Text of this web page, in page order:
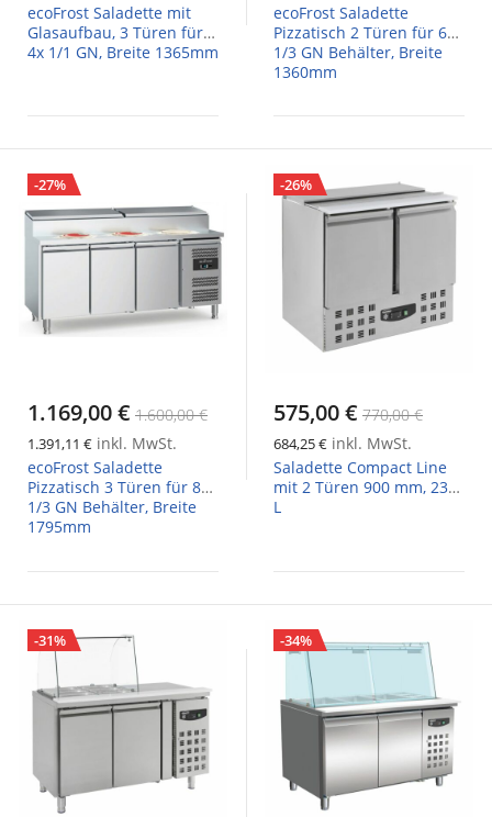
ecoFrost Saladette mit
Glasaufbau, 3 Türen für
4x 1/1 GN, Breite 1365mm
ecoFrost Saladette
Pizzatisch 2 Türen für 6x
1/3 GN Behälter, Breite
1360mm
-27%
1.169,00 € 1.600,00 €
1.391,11 € inkl. MwSt.
ecoFrost Saladette
Pizzatisch 3 Türen für 8x
1/3 GN Behälter, Breite
1795mm
-26%
575,00 € 770,00 €
684,25 € inkl. MwSt.
Saladette Compact Line
mit 2 Türen 900 mm, 230
L
-31% -34%